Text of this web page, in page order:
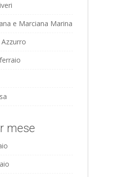
e Marciana Marina
mese